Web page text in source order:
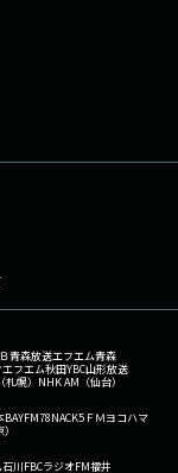
青森放送エフエム青森
エフエム秋田YBC山形放送
幌） NHK AM（仙台）
BAYFM78NACK5 ＦＭヨコハマ
川FBCラジオFM福井